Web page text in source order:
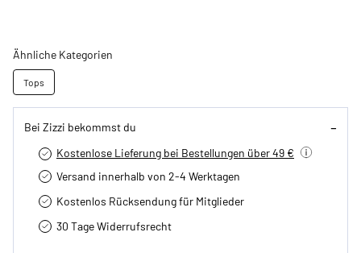
Ähnliche Kategorien
Tops
Bei Zizzi bekommst du
Kostenlose Lieferung bei Bestellungen über 49 €
Versand innerhalb von 2-4 Werktagen
Kostenlos Rücksendung für Mitglieder
30 Tage Widerrufsrecht